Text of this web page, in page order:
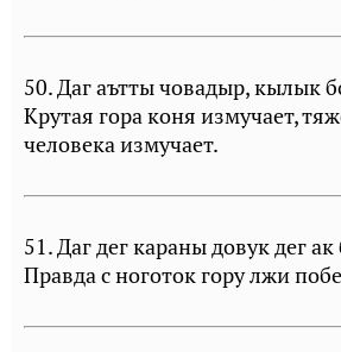
50. Даг аътты човадыр, кылык
Крутая гора коня измучает,
человека измучает.
51. Даг дег караны довук дег ак
Правда с ноготок гору лжи